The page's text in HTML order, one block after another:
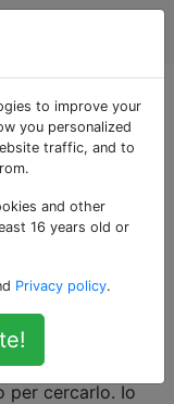
nel
post che ho
(aka wall)
anni) fa, ma non
per cercarlo. Io
to improve your
you personalized
traffic, and to
and other
16 years old or
Privacy policy.